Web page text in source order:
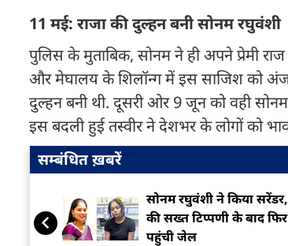
11 मई: राजा की दुल्हन बनी सोनम रघुवंशी
पुलिस के मुताबिक, सोनम ने ही अपने प्रेमी
और मेघालय के शिलॉन्ग में इस साजिश को
दुल्हन बनी थी. दूसरी ओर 9 जून को वही सोनम
इस बदली हुई तस्वीर ने देशभर के लोगों को
सम्बंधित ख़बरें
सोनम रघुवंशी ने किया
की सख्त टिप्पणी के बाद फिर
पहुंची जेल